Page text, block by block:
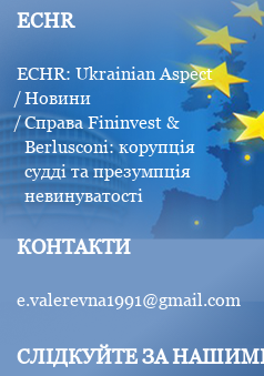
ECHR
ECHR: Ukrainian Aspect
Новини
Справа Fininvest &
Berlusconi: корупція
судді та презумпція
невинуватості
КОНТАКТИ
e.valerevna1991@gmail.com
СЛІДКУЙТЕ ЗА